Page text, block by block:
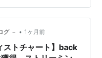
グ － • 1ヶ月前
ストチャート】back